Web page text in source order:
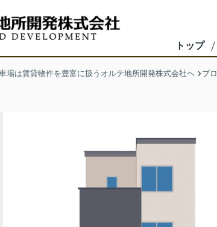
トップ
場は賃貸物件を豊富に扱うオルテ地所開発株式会社ヘ ブ